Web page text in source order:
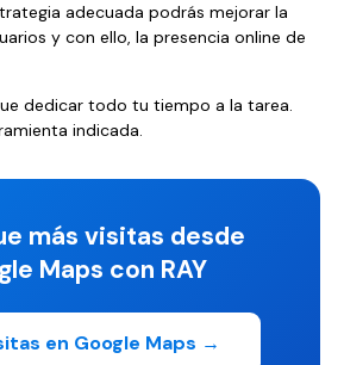
adecuada podrás mejorar la
y con ello, la presencia online de
dedicar todo tu tiempo a la tarea.
indicada.
más visitas desde
Maps con RAY
en Google Maps →